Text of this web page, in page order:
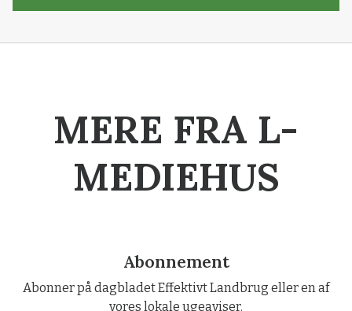
MERE FRA L-
MEDIEHUS
Abonnement
Abonner på dagbladet Effektivt Landbrug eller en af
vores lokale ugeaviser.